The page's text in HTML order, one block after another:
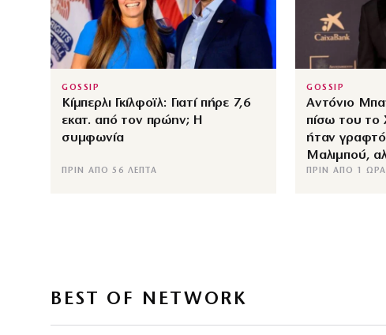
GOSSIP
Κίμπερλι Γκίλφοϊλ: Γιατί πήρε 7,6
εκατ. από τον πρώην; Η
συμφωνία
ΠΡΙΝ ΑΠΌ 56 ΛΕΠΤΆ
GOSSIP
Αντόνιο
πίσω του το
ήταν
Μαλιμπού,
ΠΡΙΝ ΑΠΌ 1 ΏΡΑ
BEST OF NETWORK